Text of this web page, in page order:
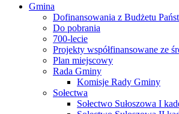
Gmina
Dofinansowania z Budżetu
Do pobrania
700-lecie
Projekty współfinansowane ze
Plan miejscowy
Rada Gminy
Komisje Rady Gminy
Sołectwa
Sołectwo Sułoszowa I